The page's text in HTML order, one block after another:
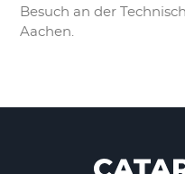
Besuch an der
Aachen.